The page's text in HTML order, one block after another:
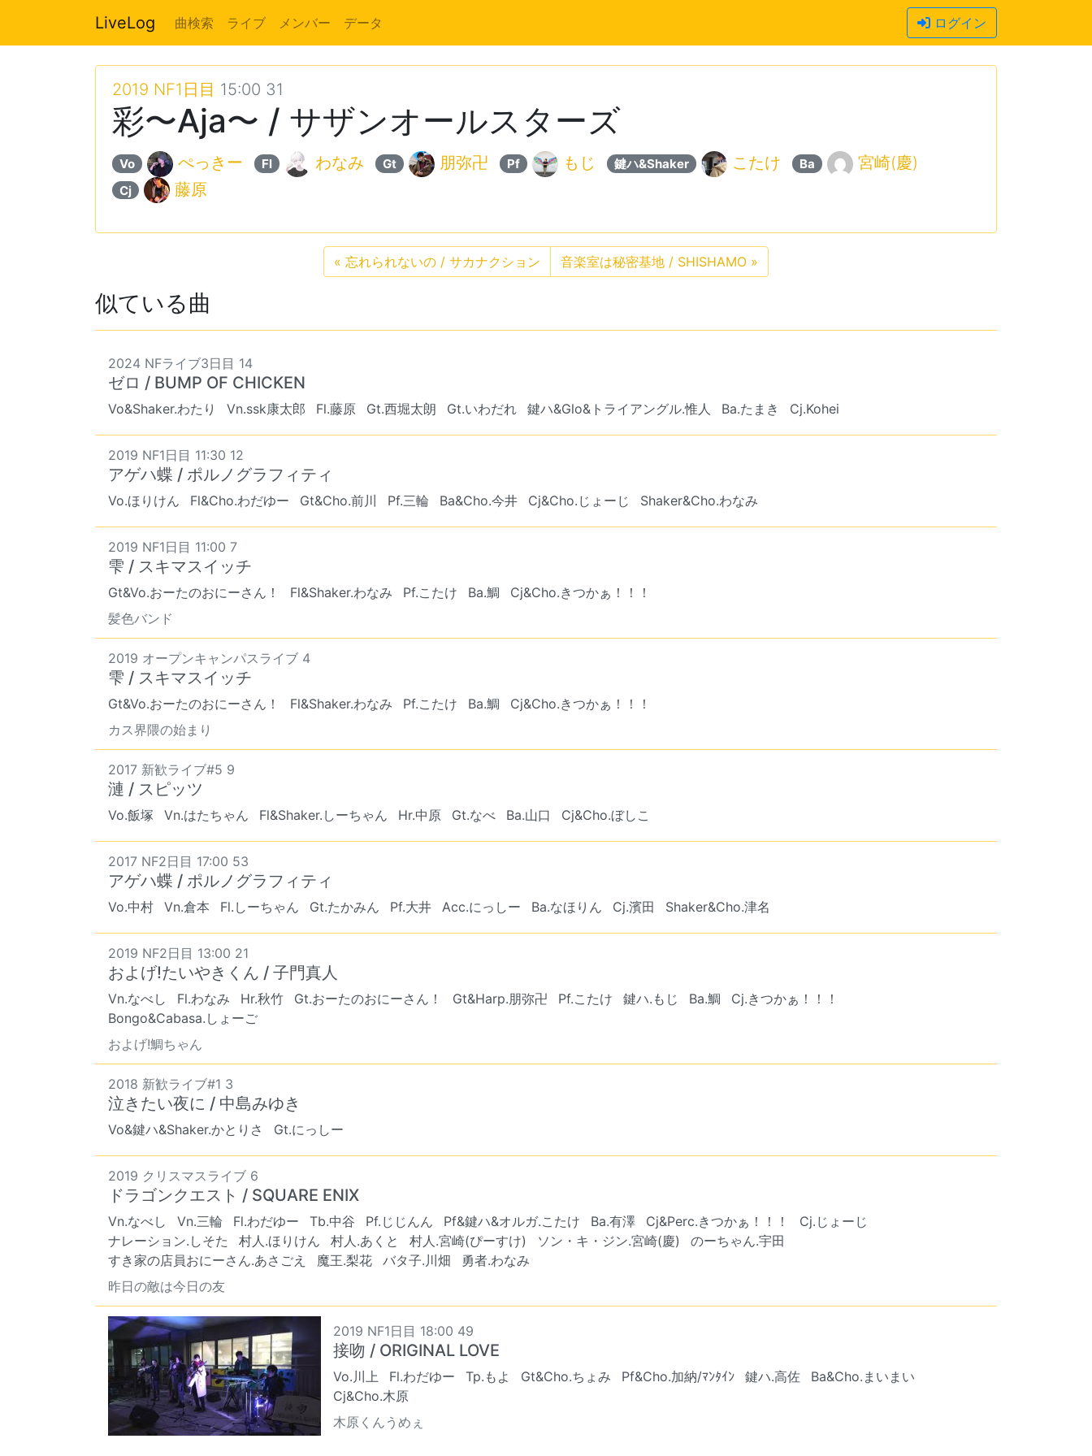
LiveLog 曲検索 ライブ メンバー データ ログイン
2019 NF1日目 15:00 31
彩〜Aja〜 / サザンオールスターズ
Vo ぺっきー Fl わなみ Gt 朋弥卍 Pf もじ 鍵ハ&Shaker こたけ Ba 宮崎(慶)
Cj 藤原
« 忘れられないの / サカナクション 音楽室は秘密基地 / SHISHAMO »
似ている曲
2024 NFライブ3日目 14
ゼロ / BUMP OF CHICKEN
Vo&Shaker.わたり Vn.ssk康太郎 Fl.藤原 Gt.西堀太朗 Gt.いわだれ 鍵ハ&Glo&トライアングル.惟人 Ba.たまき Cj.Kohei
2019 NF1日目 11:30 12
アゲハ蝶 / ポルノグラフィティ
Vo.ほりけん Fl&Cho.わだゆー Gt&Cho.前川 Pf.三輪 Ba&Cho.今井 Cj&Cho.じょーじ Shaker&Cho.わなみ
2019 NF1日目 11:00 7
雫 / スキマスイッチ
Gt&Vo.おーたのおにーさん！ Fl&Shaker.わなみ Pf.こたけ Ba.鯛
Cj&Cho.きつかぁ！！！
髪色バンド
2019 オープンキャンパスライブ 4
雫 / スキマスイッチ
Gt&Vo.おーたのおにーさん！ Fl&Shaker.わなみ Pf.こたけ Ba.鯛
Cj&Cho.きつかぁ！！！
カス界隈の始まり
2017 新歓ライブ#5 9
漣 / スピッツ
Vo.飯塚 Vn.はたちゃん Fl&Shaker.しーちゃん Hr.中原 Gt.なべ Ba.山口 Cj&Cho.ぼしこ
2017 NF2日目 17:00 53
アゲハ蝶 / ポルノグラフィティ
Vo.中村 Vn.倉本 Fl.しーちゃん Gt.たかみん Pf.大井 Acc.にっしー Ba.なほりん Cj.濱田 Shaker&Cho.津名
2019 NF2日目 13:00 21
およげ!たいやきくん / 子門真人
Vn.なべし Fl.わなみ Hr.秋竹 Gt.おーたのおにーさん！ Gt&Harp.朋弥卍 Pf.こたけ 鍵ハ.もじ Ba.鯛
Cj.きつかぁ！！！
Bongo&Cabasa.しょーご
およげ!鯛ちゃん
2018 新歓ライブ#1 3
泣きたい夜に / 中島みゆき
Vo&鍵ハ&Shaker.かとりさ Gt.にっしー
2019 クリスマスライブ 6
ドラゴンクエスト / SQUARE ENIX
Vn.なべし Vn.三輪 Fl.わだゆー Tb.中谷 Pf.じじんん Pf&鍵ハ&オルガ.こたけ Ba.有澤 Cj&Perc.きつかぁ！！！
Cj.じょーじ
ナレーション.しそた
村人.ほりけん 村人.あくと 村人.宮崎(ぴーすけ) ソン・キ・ジン.宮崎(慶)
のーちゃん.宇田
すき家の店員おにーさん.あさごえ
魔王.梨花 バタ子.川畑
勇者.わなみ
昨日の敵は今日の友
2019 NF1日目 18:00 49
接吻 / ORIGINAL LOVE
Vo.川上 Fl.わだゆー Tp.もよ Gt&Cho.ちょみ Pf&Cho.加納/ﾏﾝﾀｲﾝ 鍵ハ.高佐
Ba&Cho.まいまい
Cj&Cho.木原
木原くんうめぇ